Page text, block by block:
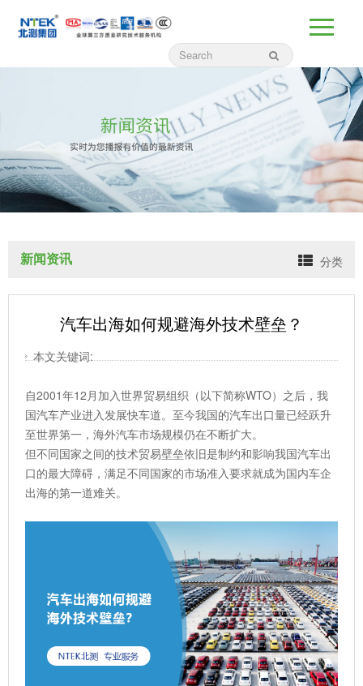
新闻资讯 分类
汽车出海如何规避海外技术壁垒？
本文关键词:
自2001年12月加入世界贸易组织（以下简称WTO）之后，我
国汽车产业进入发展快车道。至今我国的汽车出口量已经跃升
至世界第一，海外汽车市场规模仍在不断扩大。
但不同国家之间的技术贸易壁垒依旧是制约和影响我国汽车出
口的最大障碍，满足不同国家的市场准入要求就成为国内车企
出海的第一道难关。